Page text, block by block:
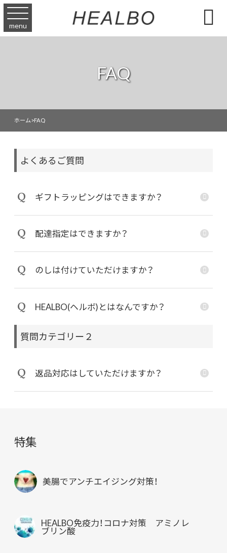
menu 
FAQ
ホーム>FAQ
よくあるご質問
Q ギフトラッピングはできますか？
Q 配達指定はできますか？
Q のしは付けていただけますか？
Q HEALBO(ヘルボ)とはなんですか？
質問カテゴリー２
Q 返品対応はしていただけますか？
特集
美腸でアンチエイジング対策！
HEALBO免疫力！コロナ対策 アミノレ
ブリン酸